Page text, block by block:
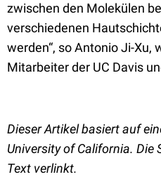
zwischen den Molekülen
verschiedenen
werden“, so Antonio Ji-Xu,
Mitarbeiter der UC Davis
Dieser Artikel basiert auf
University of California. Die
Text verlinkt.